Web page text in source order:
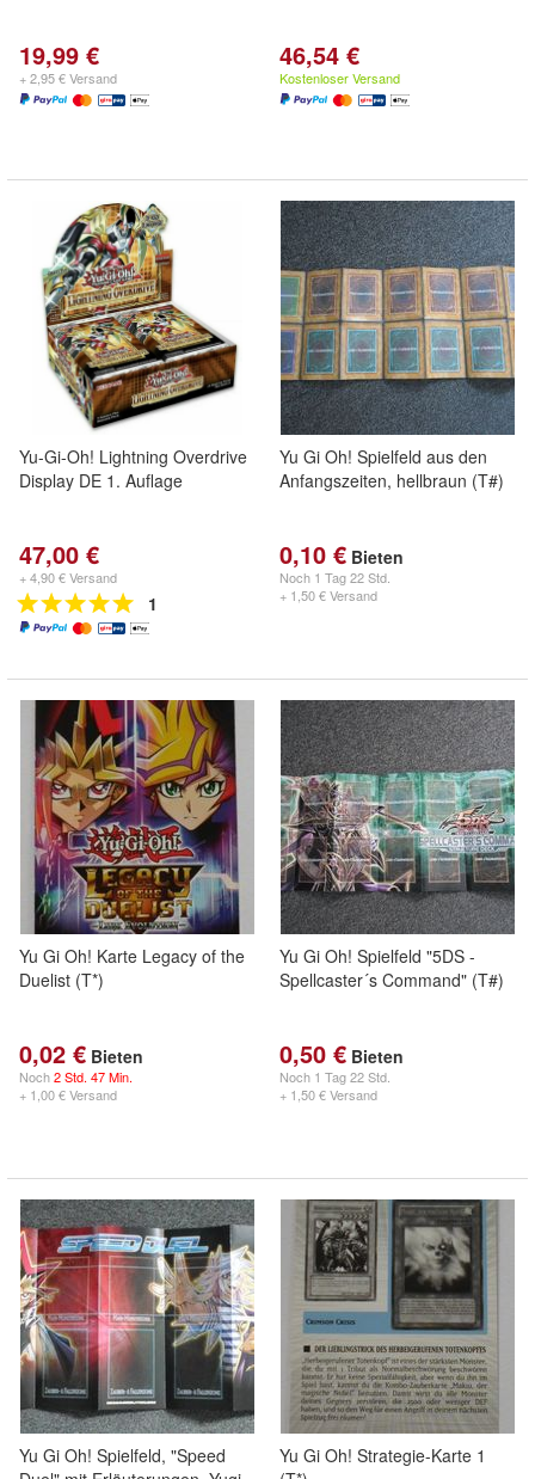
19,99 €
+ 2,95 € Versand
46,54 €
Kostenloser Versand
Yu-Gi-Oh! Lightning Overdrive
Display DE 1. Auflage
47,00 €
+ 4,90 € Versand
1
Yu Gi Oh! Spielfeld aus den
Anfangszeiten, hellbraun (T#)
0,10 € Bieten
Noch 1 Tag 22 Std.
+ 1,50 € Versand
Yu Gi Oh! Karte Legacy of the
Duelist (T*)
0,02 € Bieten
Noch2 Std. 47 Min.
+ 1,00 € Versand
Yu Gi Oh! Spielfeld "5DS -
Spellcaster´s Command" (T#)
0,50 € Bieten
Noch 1 Tag 22 Std.
+ 1,50 € Versand
Yu Gi Oh! Spielfeld, "Speed
Yu Gi Oh! Strategie-Karte 1